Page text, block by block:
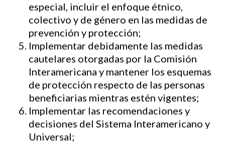
especial, incluir el enfoque étnico,
colectivo y de género en las medidas de
prevención y protección;
Implementar debidamente las medidas
cautelares otorgadas por la Comisión
Interamericana y mantener los esquemas
de protección respecto de las personas
beneficiarias mientras estén vigentes;
Implementar las recomendaciones y
decisiones del Sistema Interamericano y
Universal;